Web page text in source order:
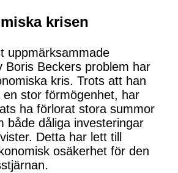
krisen
uppmärksammade
Boris Beckers problem har
kris. Trots att han
en stor förmögenhet, har
ha förlorat stora summor
både dåliga investeringar
Detta har lett till
osäkerhet för den